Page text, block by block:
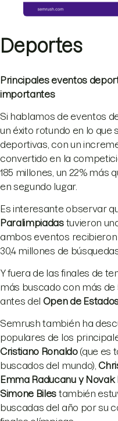
Deportes
Principales eventos
importantes
Si hablamos de eventos
un éxito rotundo en lo
deportivas, con un
convertido en la
185 millones, un 22% más
en segundo lugar.
Es interesante observar
Paralimpiadastuvieron
ambos eventos
30,4 millones de
Y fuera de las finales de
más buscado con más de
antes del Open de
Semrush también ha
populares de los
Cristiano Ronaldo(que es
buscados del mundo),
Emma Raducanu y Novak
Simone Biles también
buscadas del año por su